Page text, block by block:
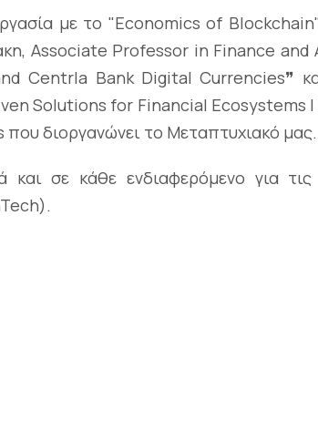
με το "Economics of
Associate Professor in Finance and
Centrla Bank Digital Currencies❞
Solutions for Financial Ecosystems
διοργανώνει το Μεταπτυχιακό μας.
σε κάθε ενδιαφερόμενο για τις